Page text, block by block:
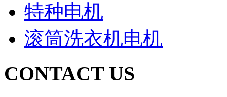
特种电机
滚筒洗衣机电机
CONTACT US